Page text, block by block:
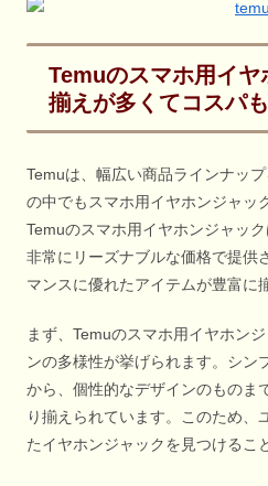
Temuのスマホ用イ
揃えが多くてコスパも
Temuは、幅広い商品ラインナッ
の中でもスマホ用イヤホンジャッ
Temuのスマホ用イヤホンジャッ
非常にリーズナブルな価格で提供
マンスに優れたアイテムが豊富に
まず、Temuのスマホ用イヤホン
ンの多様性が挙げられます。シン
から、個性的なデザインのものま
り揃えられています。このため、
たイヤホンジャックを見つけるこ